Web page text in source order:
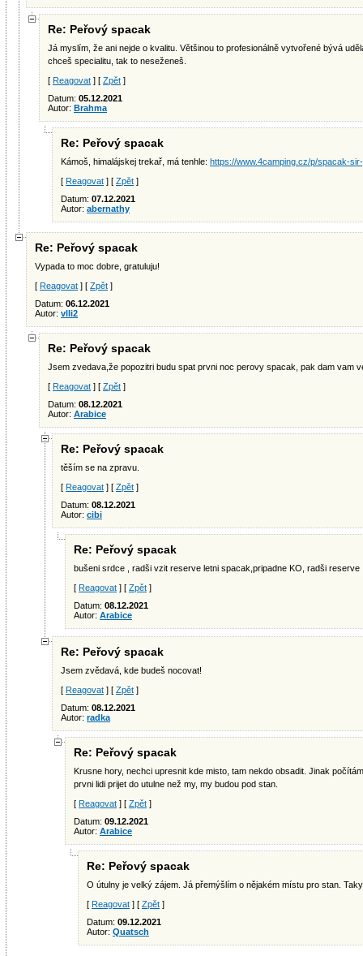
Re: Peřový spacak
Já myslím, že ani nejde o kvalitu. Většinou to profesionálně vytvořené bývá
chceš specialitu, tak to neseženeš.
[ Reagovat ] [ Zpět ]
Datum: 05.12.2021
Autor: Brahma
Re: Peřový spacak
Kámoš, himalájskej trekař, má tenhle: https://www.4camping.cz/p/spacak-
[ Reagovat ] [ Zpět ]
Datum: 07.12.2021
Autor: abernathy
Re: Peřový spacak
Vypada to moc dobre, gratuluju!
[ Reagovat ] [ Zpět ]
Datum: 06.12.2021
Autor: vlli2
Re: Peřový spacak
Jsem zvedava,že popozitri budu spat prvni noc perovy spacak, pak dam vam
[ Reagovat ] [ Zpět ]
Datum: 08.12.2021
Autor: Arabice
Re: Peřový spacak
těším se na zpravu.
[ Reagovat ] [ Zpět ]
Datum: 08.12.2021
Autor: cibi
Re: Peřový spacak
bušeni srdce , radši vzit reserve letni spacak,pripadne KO, radši reserve
[ Reagovat ] [ Zpět ]
Datum: 08.12.2021
Autor: Arabice
Re: Peřový spacak
Jsem zvědavá, kde budeš nocovat!
[ Reagovat ] [ Zpět ]
Datum: 08.12.2021
Autor: radka
Re: Peřový spacak
Krusne hory, nechci upresnit kde misto, tam nekdo obsadit. Jinak
prvni lidi prijet do utulne než my, my budou pod stan.
[ Reagovat ] [ Zpět ]
Datum: 09.12.2021
Autor: Arabice
Re: Peřový spacak
O útulny je velký zájem. Já přemýšlím o nějakém místu pro stan.
[ Reagovat ] [ Zpět ]
Datum: 09.12.2021
Autor: Quatsch